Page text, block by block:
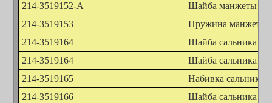
214-3519152-А
Шайба манжеты
214-3519153
Пружина манжеты
214-3519164
Шайба сальника
214-3519164
Шайба сальника
214-3519165
Набивка сальника
214-3519166
Шайба сальника